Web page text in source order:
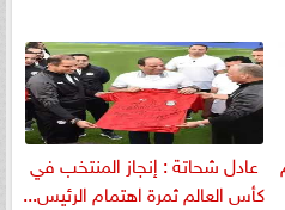
عادل شحاتة : إنجاز المنتخب في
كأس العالم ثمرة اهتمام الرئيس...